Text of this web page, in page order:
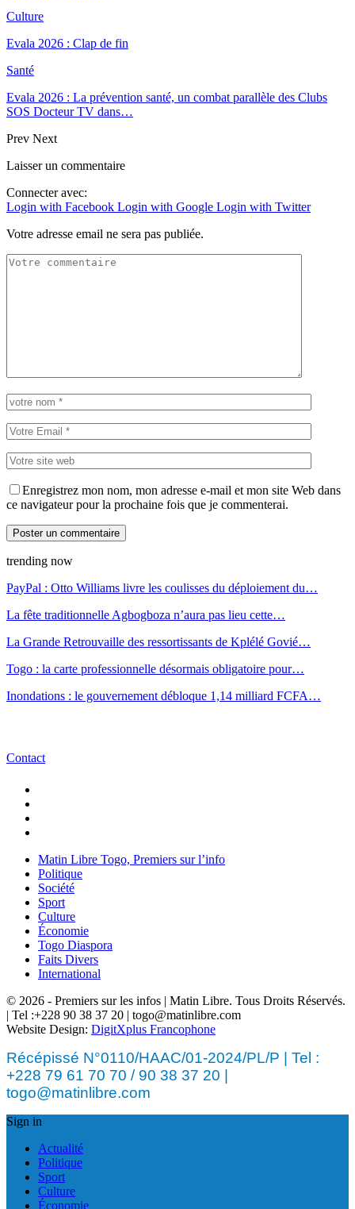
Culture
Evala 2026 : Clap de fin
Santé
Evala 2026 : La prévention santé, un combat parallèle des Clubs
SOS Docteur TV dans…
Prev Next
Laisser un commentaire
Connecter avec:
Login with Facebook Login with Google Login with Twitter
Votre adresse email ne sera pas publiée.
Enregistrez mon nom, mon adresse e-mail et mon site Web dans
ce navigateur pour la prochaine fois que je commenterai.
trending now
PayPal : Otto Williams livre les coulisses du déploiement du…
La fête traditionnelle Agbogboza n’aura pas lieu cette…
La Grande Retrouvaille des ressortissants de Kplélé Govié…
Togo : la carte professionnelle désormais obligatoire pour…
Inondations : le gouvernement débloque 1,14 milliard FCFA…
Contact
Matin Libre Togo, Premiers sur l’info
Politique
Société
Sport
Culture
Économie
Togo Diaspora
Faits Divers
International
© 2026 - Premiers sur les infos | Matin Libre. Tous Droits Réservés.
| Tel :+228 90 38 37 20 | togo@matinlibre.com
Website Design: DigitXplus Francophone
Récépissé N°0110/HAAC/01-2024/PL/P | Tel :
+228 79 61 70 70 / 90 38 37 20 |
togo@matinlibre.com
Sign in
Actualité
Politique
Sport
Culture
Économie